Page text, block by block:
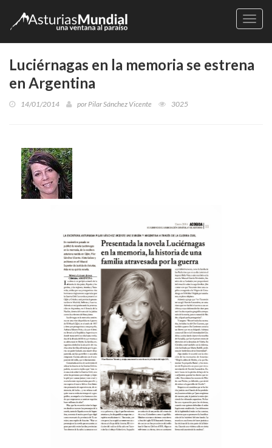
Luciérnagas en la memoria se estrena
en Argentina
14/01/2014 porPilar Sánchez Vicente 3025